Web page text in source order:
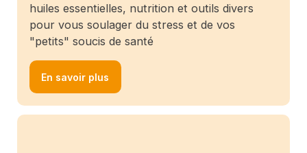
huiles essentielles, nutrition et outils divers
pour vous soulager du stress et de vos
"petits" soucis de santé
En savoir plus